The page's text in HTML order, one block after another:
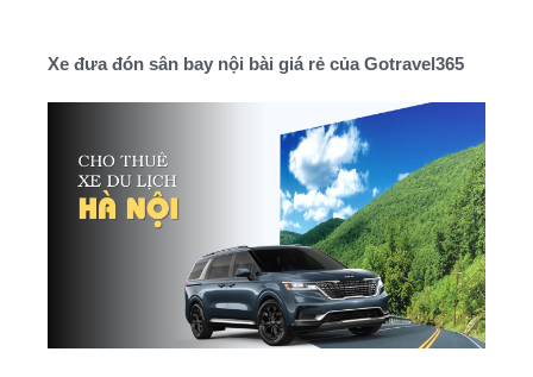
Xe đưa đón sân bay nội bài giá rẻ của Gotravel365